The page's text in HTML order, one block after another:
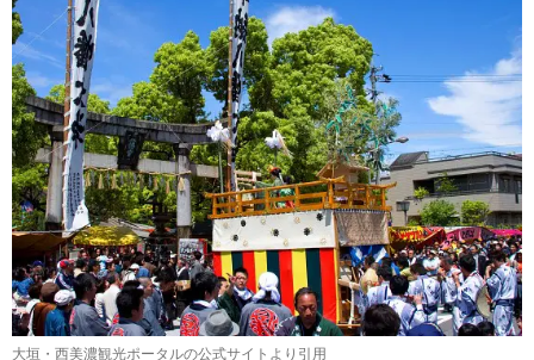
大垣・西美濃観光ポータルの公式サイトより引用